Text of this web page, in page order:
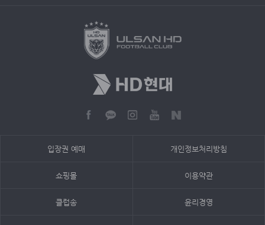
입장권 예매 개인정보처리방침
쇼핑몰 이용약관
클럽송 윤리경영